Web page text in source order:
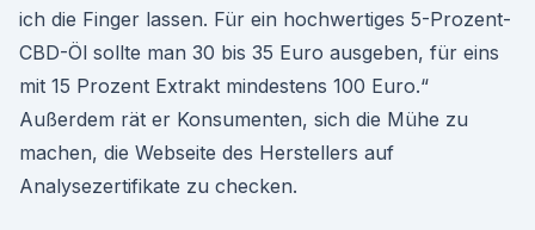
ich die Finger lassen. Für ein hochwertiges 5-Prozent-
CBD-Öl sollte man 30 bis 35 Euro ausgeben, für eins
mit 15 Prozent Extrakt mindestens 100 Euro.“
Außerdem rät er Konsumenten, sich die Mühe zu
machen, die Webseite des Herstellers auf
Analysezertifikate zu checken.